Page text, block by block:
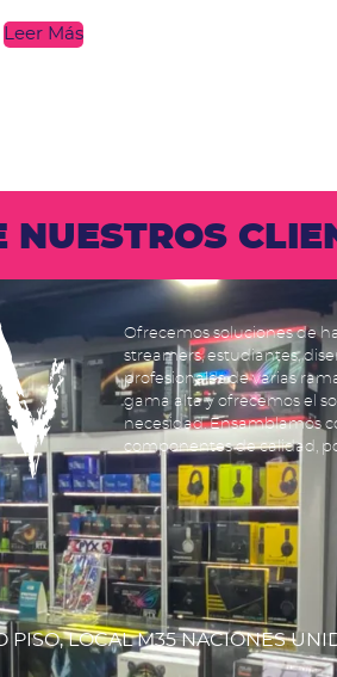
Leer Más
NUESTROS
Ofrecemos soluciones de
streamers, estudiantes,
profesionales de varias
gama alta y ofrecemos el
necesidad. Ensamblamos
componentes de calidad,
PISO, LOCAL M35 NACIONES